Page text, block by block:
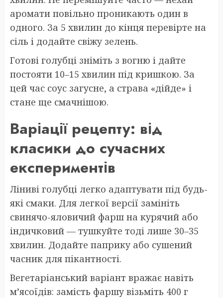
аромати повільно проникають один в
одного. За 5 хвилин до кінця перевірте на
сіль і додайте свіжу зелень.
Готові голубці зніміть з вогню і дайте
постояти 10–15 хвилин під кришкою. За
цей час соус загусне, а страва «дійде» і
стане ще смачнішою.
Варіації рецепту: від
класики до сучасних
експериментів
Ліниві голубці легко адаптувати під будь-
які смаки. Для легкої версії замініть
свинячо-яловичий фарш на курячий або
індичковий — тушкуйте тоді лише 30–35
хвилин. Додайте паприку або сушений
часник для пікантності.
Вегетаріанський варіант вражає навіть
м’ясоїдів: замість фаршу візьміть 400 г